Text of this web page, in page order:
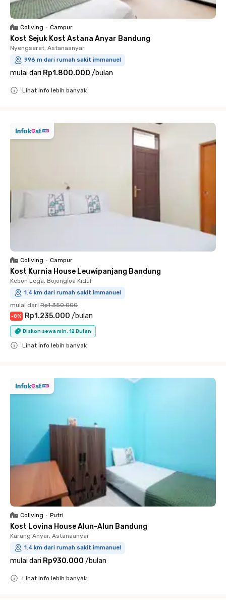
Coliving • Campur
Kost Sejuk Kost Astana Anyar Bandung
Nyengseret, Astanaanyar
996 m dari rumah sakit immanuel
mulai dari Rp1.800.000 /bulan
Lihat info lebih banyak
Coliving • Campur
Kost Kurnia House Leuwipanjang Bandung
Kebon Lega, Bojongloa Kidul
1.4 km dari rumah sakit immanuel
mulai dari Rp1.350.000
-8% Rp1.235.000 /bulan
Diskon sewa min. 12 Bulan
Lihat info lebih banyak
Coliving • Putri
Kost Lovina House Alun-Alun Bandung
Karang Anyar, Astanaanyar
1.4 km dari rumah sakit immanuel
mulai dari Rp930.000 /bulan
Lihat info lebih banyak